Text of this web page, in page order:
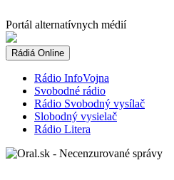
to
content
Portál alternatívnych médií
Rádiá Online
Rádio InfoVojna
Svobodné rádio
Rádio Svobodný vysílač
Slobodný vysielač
Rádio Litera